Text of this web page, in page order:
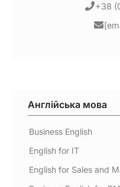
+38
Англійська мова
Business English
English for IT
English for Sales and